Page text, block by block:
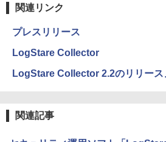
関連リンク
プレスリリース
LogStare Collector
LogStare Collector 2.2のリリース
関連記事